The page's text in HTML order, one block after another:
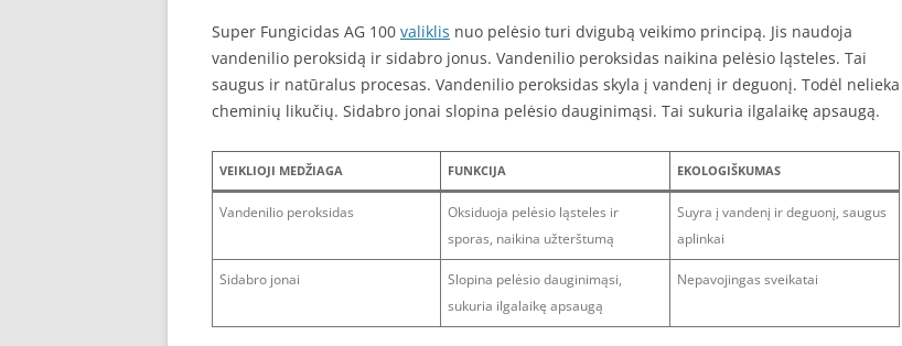
Super Fungicidas AG 100 valiklis nuo pelėsio turi dvigubą veikimo principą. Jis naudoja
vandenilio peroksidą ir sidabro jonus. Vandenilio peroksidas naikina pelėsio ląsteles. Tai
saugus ir natūralus procesas. Vandenilio peroksidas skyla į vandenį ir deguonį. Todėl nelieka
cheminių likučių. Sidabro jonai slopina pelėsio dauginimąsi. Tai sukuria ilgalaikę apsaugą.
VEIKLIOJI MEDŽIAGA FUNKCIJA EKOLOGIŠKUMAS
Vandenilio peroksidas
Oksiduoja pelėsio ląsteles ir
sporas, naikina užterštumą
Suyra į vandenį ir deguonį, saugus
aplinkai
Sidabro jonai
Slopina pelėsio dauginimąsi,
sukuria ilgalaikę apsaugą
Nepavojingas sveikatai